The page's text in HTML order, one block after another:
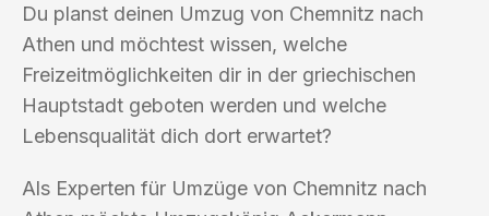
Du planst deinen Umzug von Chemnitz nach
Athen und möchtest wissen, welche
Freizeitmöglichkeiten dir in der griechischen
Hauptstadt geboten werden und welche
Lebensqualität dich dort erwartet?
Als Experten für Umzüge von Chemnitz nach